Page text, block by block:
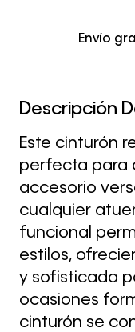
Envío
Descripción
Este cinturón
perfecta para
accesorio
cualquier
funcional
estilos,
y sofisticada
ocasiones
cinturón se